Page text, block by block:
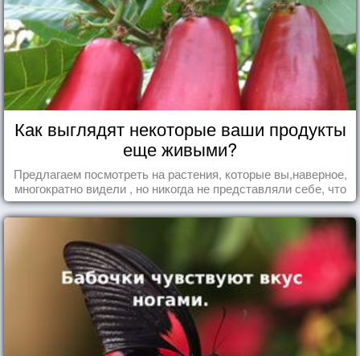
Как выглядят некоторые ваши продукты
еще живыми?
Предлагаем посмотреть на растения, которые вы,наверное,
многократно видели , но никогда не представляли себе, что
употребляете их в пищу.